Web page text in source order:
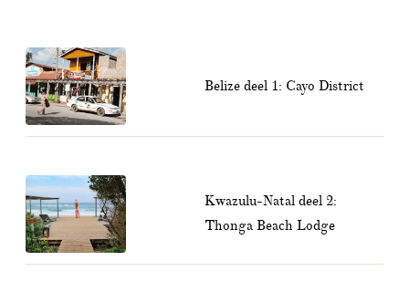
Belize deel 1: Cayo District
Kwazulu-Natal deel 2:
Thonga Beach Lodge